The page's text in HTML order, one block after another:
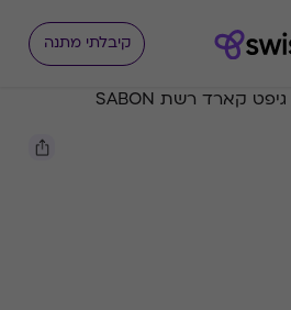
קיבלתי מתנה
גיפט קארד רשת SABON